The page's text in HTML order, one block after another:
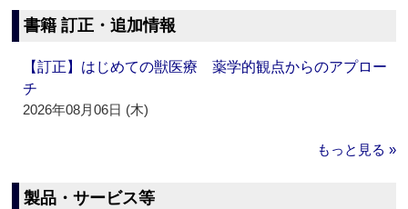
書籍 訂正・追加情報
【訂正】はじめての獣医療 薬学的観点からのアプロー
チ
2026年08月06日 (木)
もっと見る »
製品・サービス等